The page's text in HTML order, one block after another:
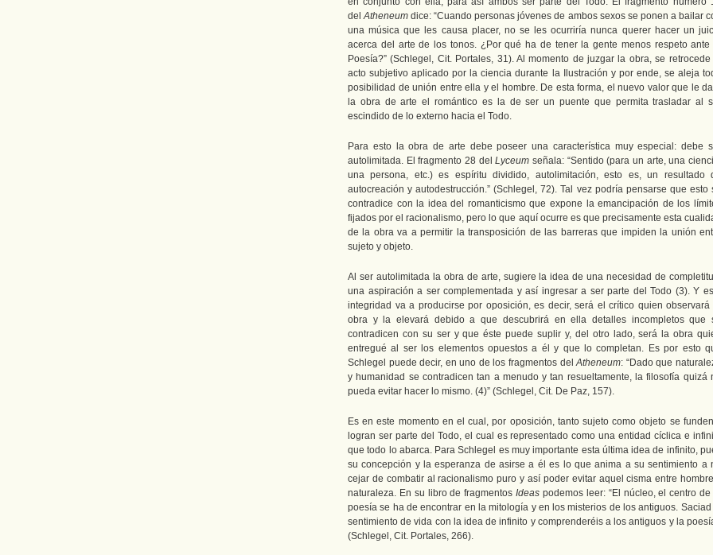
delAtheneum dice: “Cuando personas jóvenes de ambos sexos se ponen a bailar
una música que les causa placer, no se les ocurriría nunca querer hacer un
acerca del arte de los tonos. ¿Por qué ha de tener la gente menos respeto ante
Poesía?” (Schlegel, Cit. Portales, 31). Al momento de juzgar la obra, se retrocede
acto subjetivo aplicado por la ciencia durante la Ilustración y por ende, se aleja
posibilidad de unión entre ella y el hombre. De esta forma, el nuevo valor que le
la obra de arte el romántico es la de ser un puente que permita trasladar al
escindido de lo externo hacia el Todo.
Para esto la obra de arte debe poseer una característica muy especial: debe
autolimitada. El fragmento 28 delLyceum señala: “Sentido (para un arte, una
una persona, etc.) es espíritu dividido, autolimitación, esto es, un resultado
autocreación y autodestrucción.” (Schlegel, 72). Tal vez podría pensarse que esto
contradice con la idea del romanticismo que expone la emancipación de los
fijados por el racionalismo, pero lo que aquí ocurre es que precisamente esta
de la obra va a permitir la transposición de las barreras que impiden la unión
sujeto y objeto.
Al ser autolimitada la obra de arte, sugiere la idea de una necesidad de
una aspiración a ser complementada y así ingresar a ser parte del Todo (3). Y
integridad va a producirse por oposición, es decir, será el crítico quien observará
obra y la elevará debido a que descubrirá en ella detalles incompletos que
contradicen con su ser y que éste puede suplir y, del otro lado, será la obra
entregué al ser los elementos opuestos a él y que lo completan. Es por esto
Schlegel puede decir, en uno de los fragmentos delAtheneum: “Dado que
y humanidad se contradicen tan a menudo y tan resueltamente, la filosofía quizá
pueda evitar hacer lo mismo. (4)” (Schlegel, Cit. De Paz, 157).
Es en este momento en el cual, por oposición, tanto sujeto como objeto se
logran ser parte del Todo, el cual es representado como una entidad cíclica e
que todo lo abarca. Para Schlegel es muy importante esta última idea de infinito,
su concepción y la esperanza de asirse a él es lo que anima a su sentimiento a
cejar de combatir al racionalismo puro y así poder evitar aquel cisma entre
naturaleza. En su libro de fragmentosIdeaspodemos leer: “El núcleo, el centro
poesía se ha de encontrar en la mitología y en los misterios de los antiguos. Saciad
sentimiento de vida con la idea de infinito y comprenderéis a los antiguos y la
(Schlegel, Cit. Portales, 266).